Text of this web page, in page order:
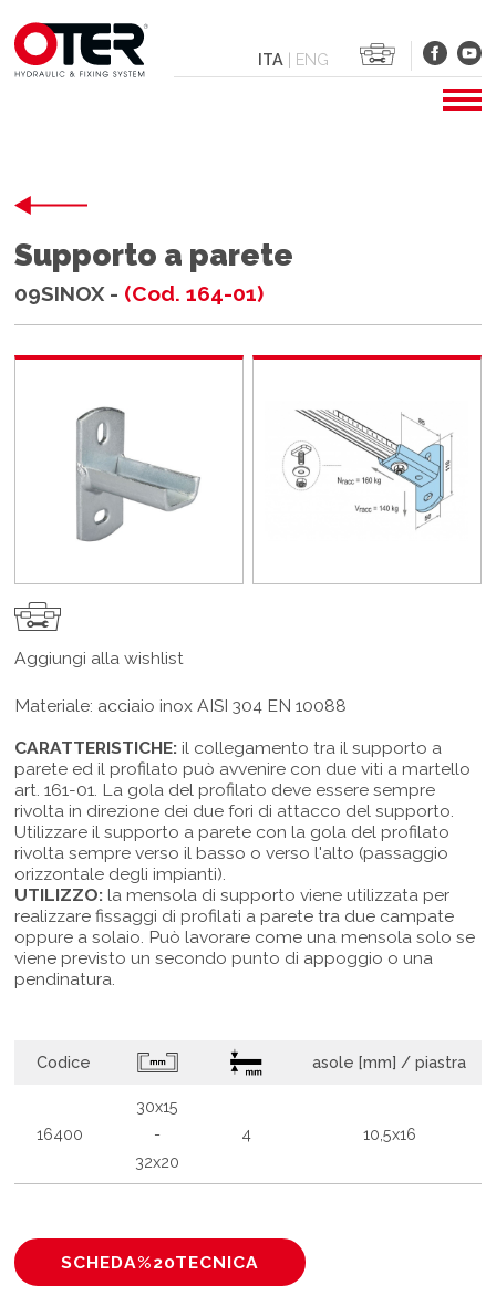
ITA | ENG
Supporto a parete
09SINOX - (Cod. 164-01)
Aggiungi alla wishlist
Materiale: acciaio inox AISI 304 EN 10088
CARATTERISTICHE: il collegamento tra il supporto a
parete ed il profilato può avvenire con due viti a martello
art. 161-01. La gola del profilato deve essere sempre
rivolta in direzione dei due fori di attacco del supporto.
Utilizzare il supporto a parete con la gola del profilato
rivolta sempre verso il basso o verso l'alto (passaggio
orizzontale degli impianti).
UTILIZZO: la mensola di supporto viene utilizzata per
realizzare fissaggi di profilati a parete tra due campate
oppure a solaio. Può lavorare come una mensola solo se
viene previsto un secondo punto di appoggio o una
pendinatura.
Codice asole [mm] / piastra
16400
30x15
-
32x20
4 10,5x16
SCHEDA%20TECNICA